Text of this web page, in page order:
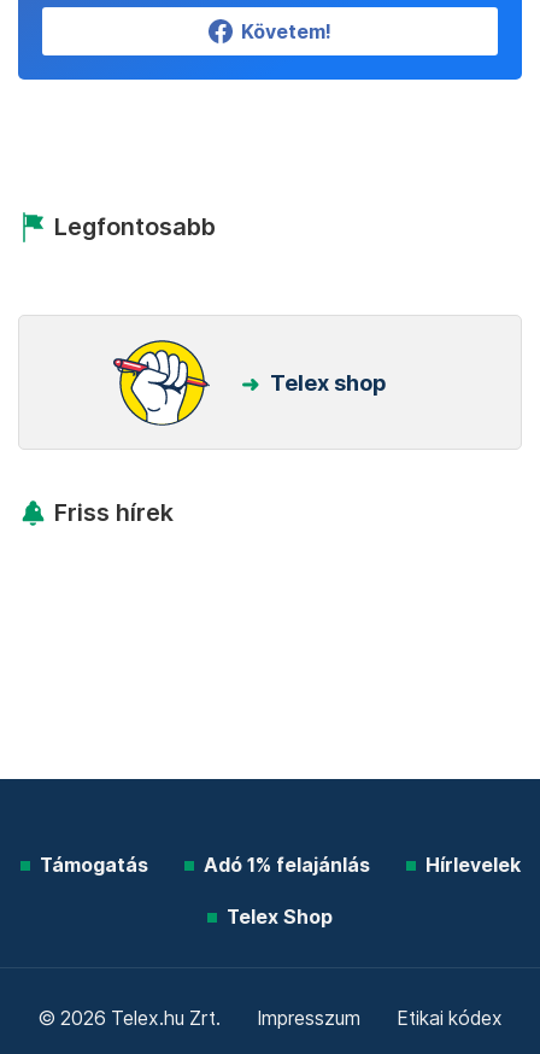
Követem!
Legfontosabb
Telex shop
Friss hírek
Támogatás Adó 1% felajánlás Hírlevelek
Telex Shop
© 2026 Telex.hu Zrt. Impresszum Etikai kódex